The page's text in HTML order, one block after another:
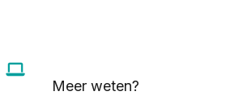
Meer weten?